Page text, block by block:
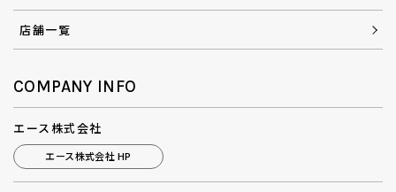
店舗一覧
COMPANY INFO
エース株式会社
エース株式会社 HP